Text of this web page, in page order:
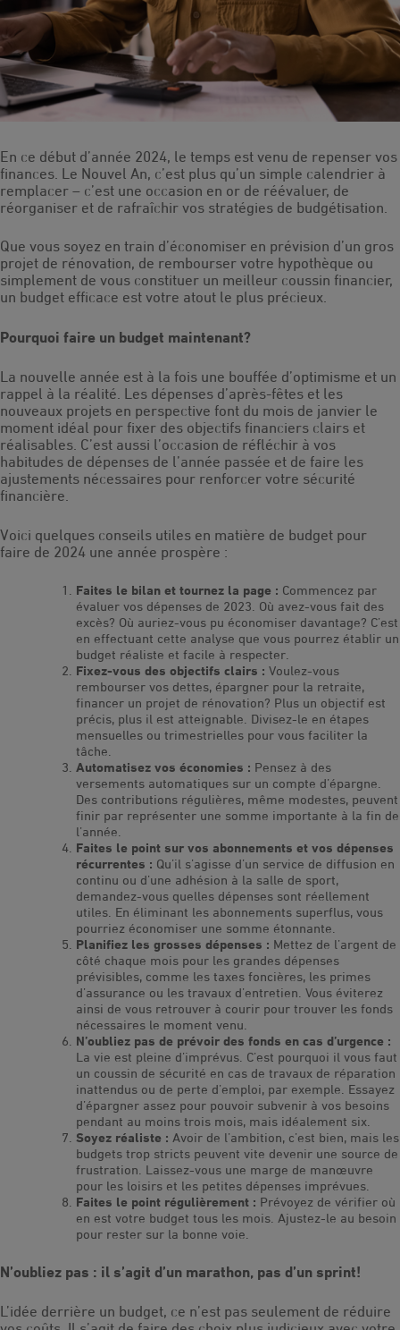
En ce début d’année 2024, le temps est venu de repenser vos
finances. Le Nouvel An, c’est plus qu’un simple calendrier à
remplacer – c’est une occasion en or de réévaluer, de
réorganiser et de rafraîchir vos stratégies de budgétisation.
Que vous soyez en train d’économiser en prévision d’un gros
projet de rénovation, de rembourser votre hypothèque ou
simplement de vous constituer un meilleur coussin financier,
un budget efficace est votre atout le plus précieux.
Pourquoi faire un budget maintenant?
La nouvelle année est à la fois une bouffée d’optimisme et un
rappel à la réalité. Les dépenses d’après-fêtes et les
nouveaux projets en perspective font du mois de janvier le
moment idéal pour fixer des objectifs financiers clairs et
réalisables. C’est aussi l’occasion de réfléchir à vos
habitudes de dépenses de l’année passée et de faire les
ajustements nécessaires pour renforcer votre sécurité
financière.
Voici quelques conseils utiles en matière de budget pour
faire de 2024 une année prospère :
Faites le bilan et tournez la page : Commencez par
évaluer vos dépenses de 2023. Où avez-vous fait des
excès? Où auriez-vous pu économiser davantage? C’est
en effectuant cette analyse que vous pourrez établir un
budget réaliste et facile à respecter.
Fixez-vous des objectifs clairs : Voulez-vous
rembourser vos dettes, épargner pour la retraite,
financer un projet de rénovation? Plus un objectif est
précis, plus il est atteignable. Divisez-le en étapes
mensuelles ou trimestrielles pour vous faciliter la
tâche.
Automatisez vos économies : Pensez à des
versements automatiques sur un compte d’épargne.
Des contributions régulières, même modestes, peuvent
finir par représenter une somme importante à la fin de
l’année.
Faites le point sur vos abonnements et vos dépenses
récurrentes : Qu’il s’agisse d’un service de diffusion en
continu ou d’une adhésion à la salle de sport,
demandez-vous quelles dépenses sont réellement
utiles. En éliminant les abonnements superflus, vous
pourriez économiser une somme étonnante.
Planifiez les grosses dépenses : Mettez de l’argent de
côté chaque mois pour les grandes dépenses
prévisibles, comme les taxes foncières, les primes
d’assurance ou les travaux d’entretien. Vous éviterez
ainsi de vous retrouver à courir pour trouver les fonds
nécessaires le moment venu.
N’oubliez pas de prévoir des fonds en cas d’urgence :
La vie est pleine d’imprévus. C’est pourquoi il vous faut
un coussin de sécurité en cas de travaux de réparation
inattendus ou de perte d’emploi, par exemple. Essayez
d’épargner assez pour pouvoir subvenir à vos besoins
pendant au moins trois mois, mais idéalement six.
Soyez réaliste : Avoir de l’ambition, c’est bien, mais les
budgets trop stricts peuvent vite devenir une source de
frustration. Laissez-vous une marge de manœuvre
pour les loisirs et les petites dépenses imprévues.
Faites le point régulièrement : Prévoyez de vérifier où
en est votre budget tous les mois. Ajustez-le au besoin
pour rester sur la bonne voie.
N’oubliez pas : il s’agit d’un marathon, pas d’un sprint!
L’idée derrière un budget, ce n’est pas seulement de réduire